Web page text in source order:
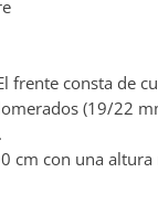
frente consta de
(19/22
cm con una